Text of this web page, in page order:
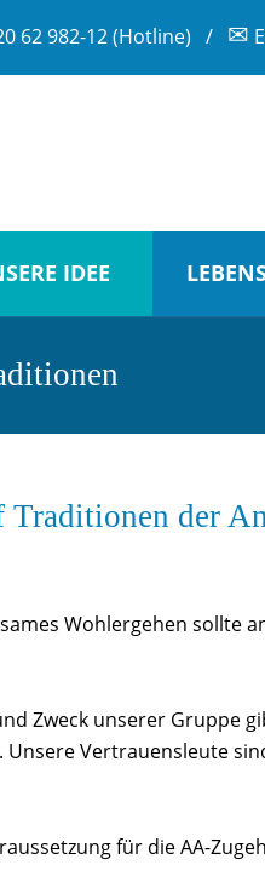
62 982-12 (Hotline) / ✉
IDEE
der
Wohlergehen sollte
Zweck unserer Gruppe
Unsere Vertrauensleute
für die AA-